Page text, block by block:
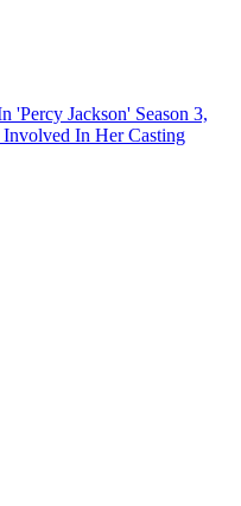
'Percy Jackson' Season 3,
In Her Casting